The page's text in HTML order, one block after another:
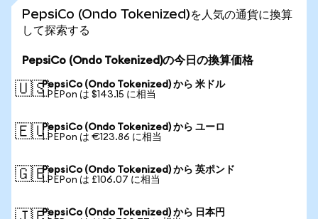
PepsiCo (Ondo Tokenized)を人気の通貨に換算
して探索する
PepsiCo (Ondo Tokenized)の今日の換算価格
🇺🇸PepsiCo (Ondo Tokenized) から 米ドル
1 PEPon は $143.15 に相当
🇪🇺PepsiCo (Ondo Tokenized) から ユーロ
1 PEPon は €123.86 に相当
🇬🇧PepsiCo (Ondo Tokenized) から 英ポンド
1 PEPon は £106.07 に相当
PepsiCo (Ondo Tokenized) から 日本円